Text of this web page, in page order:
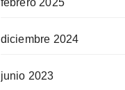
febrero 2025
diciembre 2024
junio 2023